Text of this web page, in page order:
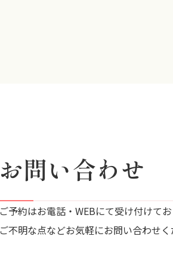
お問い合わせ
ご予約はお電話・WEBにて受け付けてお
ご不明な点などお気軽にお問い合わせく